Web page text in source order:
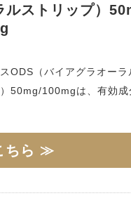
ルストリップ）
ODS（バイアグラオーラ
50mg/100mgは、有効成
ちら ≫